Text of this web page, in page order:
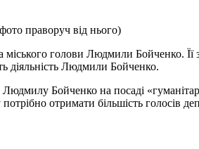
праворуч від нього)
голови Людмили Бойченко. Її
діяльність Людмили Бойченко.
Бойченко на посаді
отримати більшість голосів